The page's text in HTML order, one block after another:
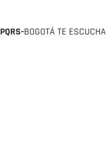
PQRS-BOGOTÁ TE ESCUCHA